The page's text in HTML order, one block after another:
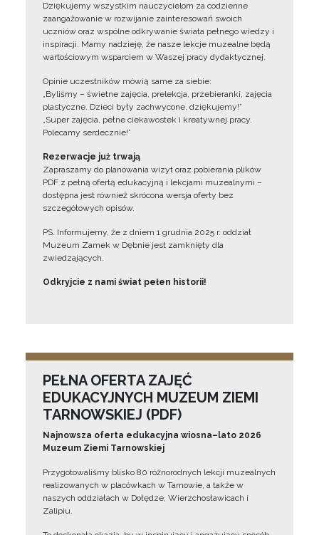
Dziękujemy wszystkim nauczycielom za codzienne
zaangażowanie w rozwijanie zainteresowań swoich
uczniów oraz wspólne odkrywanie świata pełnego wiedzy i
inspiracji. Mamy nadzieję, że nasze lekcje muzealne będą
wartościowym wsparciem w Waszej pracy dydaktycznej.
Opinie uczestników mówią same za siebie:
„Byliśmy – świetne zajęcia, prelekcja, przebieranki, zajęcia
plastyczne. Dzieci były zachwycone, dziękujemy!”
„Super zajęcia, pełne ciekawostek i kreatywnej pracy.
Polecamy serdecznie!”
Rezerwacje już trwają
Zapraszamy do planowania wizyt oraz pobierania plików
PDF z pełną ofertą edukacyjną i lekcjami muzealnymi –
dostępna jest również skrócona wersja oferty bez
szczegółowych opisów.
PS. Informujemy, że z dniem 1 grudnia 2025 r. oddział
Muzeum Zamek w Dębnie jest zamknięty dla
zwiedzających.
Odkryjcie z nami świat pełen historii!
PEŁNA OFERTA ZAJĘĆ
EDUKACYJNYCH MUZEUM ZIEMI
TARNOWSKIEJ (PDF)
Najnowsza oferta edukacyjna wiosna–lato 2026
Muzeum Ziemi Tarnowskiej
Przygotowaliśmy blisko 80 różnorodnych lekcji muzealnych
realizowanych w placówkach w Tarnowie, a także w
naszych oddziałach w Dołędze, Wierzchosławicach i
Zalipiu.